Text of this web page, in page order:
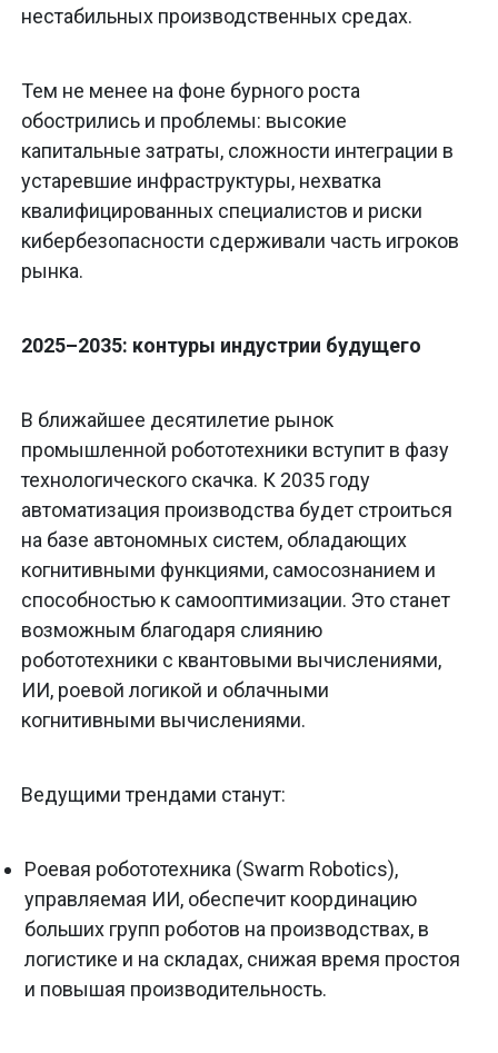
нестабильных производственных средах.
Тем не менее на фоне бурного роста
обострились и проблемы: высокие
капитальные затраты, сложности интеграции в
устаревшие инфраструктуры, нехватка
квалифицированных специалистов и риски
кибербезопасности сдерживали часть игроков
рынка.
2025–2035: контуры индустрии будущего
В ближайшее десятилетие рынок
промышленной робототехники вступит в фазу
технологического скачка. К 2035 году
автоматизация производства будет строиться
на базе автономных систем, обладающих
когнитивными функциями, самосознанием и
способностью к самооптимизации. Это станет
возможным благодаря слиянию
робототехники с квантовыми вычислениями,
ИИ, роевой логикой и облачными
когнитивными вычислениями.
Ведущими трендами станут:
Роевая робототехника (Swarm Robotics),
управляемая ИИ, обеспечит координацию
больших групп роботов на производствах, в
логистике и на складах, снижая время простоя
и повышая производительность.